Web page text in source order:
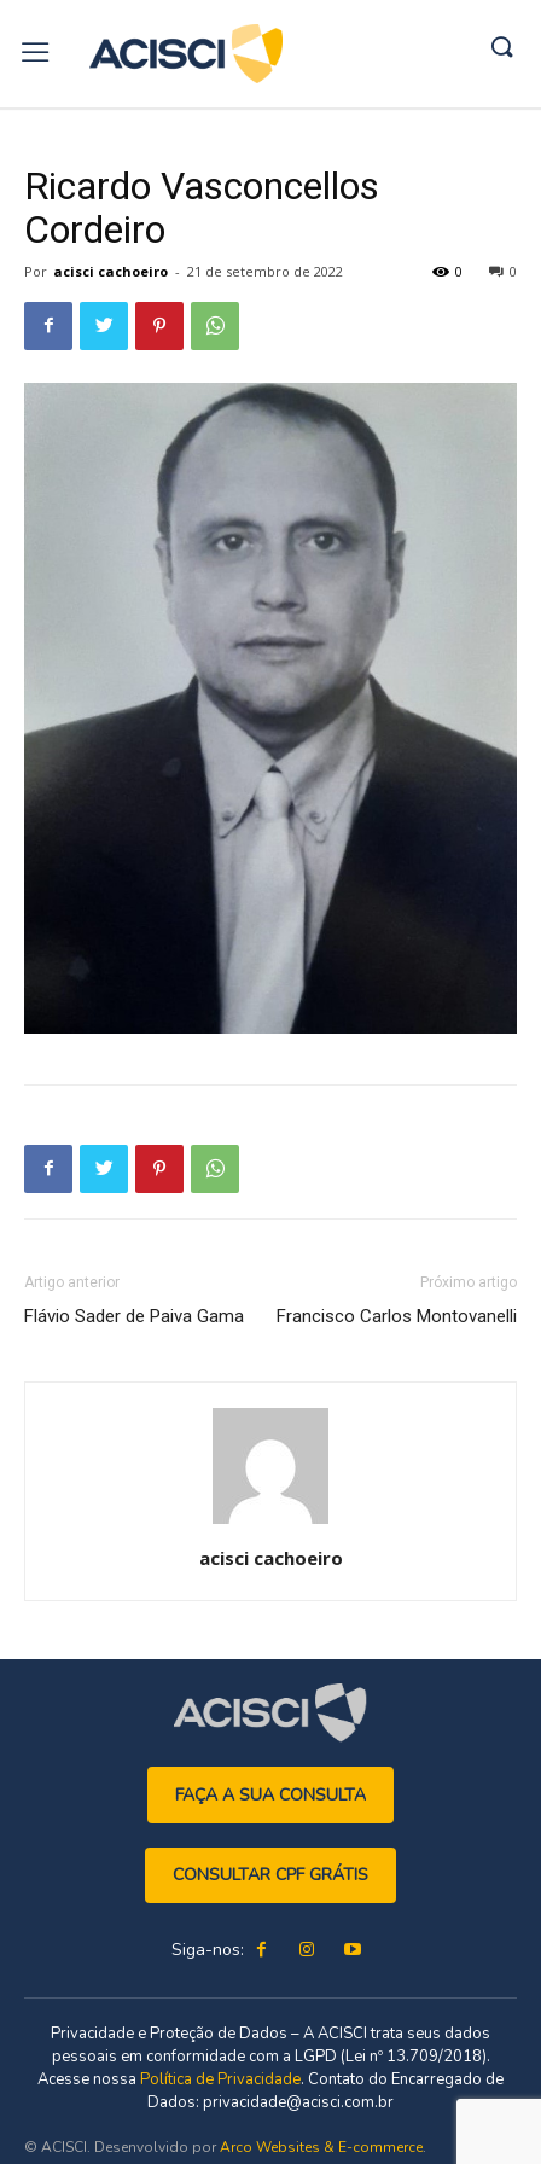
Ricardo Vasconcellos
Cordeiro
Por acisci cachoeiro - 21 de setembro de 2022 0
0
Artigo anterior
Flávio Sader de Paiva Gama
Próximo artigo
Francisco Carlos Montovanelli
acisci cachoeiro
FAÇA A SUA CONSULTA
CONSULTAR CPF GRÁTIS
Siga-nos:
Privacidade e Proteção de Dados – A ACISCI trata seus dados
pessoais em conformidade com a LGPD (Lei nº 13.709/2018).
Acesse nossa Política de Privacidade. Contato do Encarregado de
Dados: privacidade@acisci.com.br
© ACISCI. Desenvolvido porArco Websites & E-commerce.